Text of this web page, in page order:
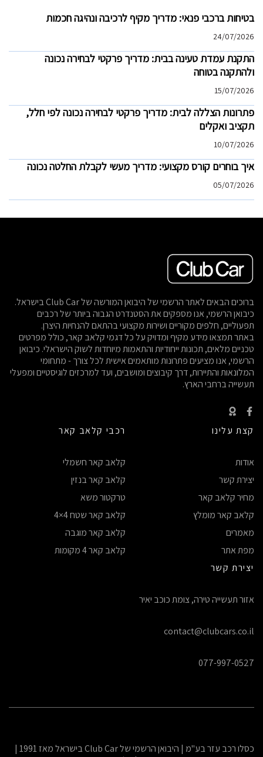
בטיחות ברכבי פנאי: מדריך מקיף לרכיבה ונהיגה חכמות
24/07/2026
התקנת עמדת טעינה בבית: מדריך פרקטי לבחירה נכונה
ולהתקנה בטוחה
15/07/2026
פתרונות הצללה לבית: מדריך פרקטי לבחירה נכונה לפי חלל,
תקציב ואקלים
10/07/2026
איך בוחרים קורס מקצועי: מדריך מעשי לקבלת החלטה נכונה
05/07/2026
ברוכים הבאים לאתר הרשמי של היבואן המורשה של Club Car בישראל.
כיבואן הרשמי, אנו מספקים את הסטנדרט הגבוה ביותר של רכבים
תפעוליים, חלפים מקוריים ושירות מקצועי בהתאם להנחיות היצרן.
באתר תמצאו מידע מקיף ומדויק על כל דגמי קלאב קאר, כולל מפרטים
טכניים מלאים, תכונות ייחודיות והתאמות מיוחדות לשוק הישראלי. כיבואן
הרשמי, אנו מציעים פתרונות מותאמים אישית לכל צורך - מתחומי
המלונאות והתיירות, דרך קיבוצים ומושבים, ועד למרכזים לוגיסטיים ומפעלי
תעשייה ברחבי הארץ.
קצת עלינו
אודות
יצירת קשר
מחיר קלאב קאר
קלאב קאר מומלץ
מאמרים
מפת אתר
רכבי קלאב קאר
קלאב קאר חשמלי
קלאב קאר בנזין
טרקטור משא
קלאב קאר שטח 4×4
קלאב קאר מוגבה
קלאב קאר 4 מקומות
יצירת קשר
אזור תעשייה טירה, צומת כוכב יאיר
contact@clubcars.co.il
077-997-0527
כסלו רכב עזר בע"מ | היבואן הרשמי של Club Car בישראל מאז 1991 |